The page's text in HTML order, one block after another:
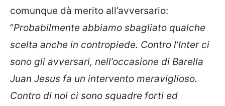
comunque dà merito all’avversario:
”Probabilmente abbiamo sbagliato qualche
scelta anche in contropiede. Contro l’Inter ci
sono gli avversari, nell’occasione di Barella
Juan Jesus fa un intervento meraviglioso.
Contro di noi ci sono squadre forti ed